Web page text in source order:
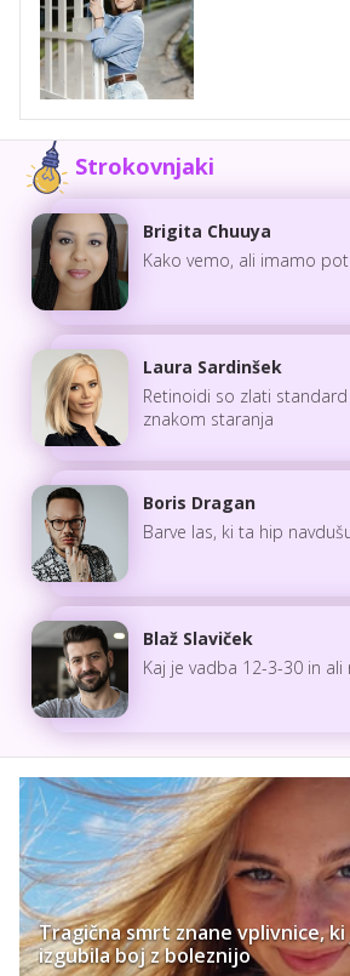
Strokovnjaki
Brigita Chuuya
Kako vemo, ali imamo
Laura Sardinšek
Retinoidi so zlati
znakom staranja
Boris Dragan
Barve las, ki ta hip
Blaž Slaviček
Kaj je vadba 12-3-30 in ali
Tragična smrt znane vplivnice,
izgubila boj z boleznijo